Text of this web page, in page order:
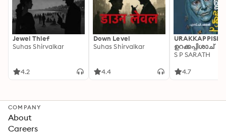
Jewel Thief
Suhas Shirvalkar
4.2
Down Level
Suhas Shirvalkar
4.4
ഉറക്കപ്പിശാച്
S P SARATH
4.7
COMPANY
About
Careers